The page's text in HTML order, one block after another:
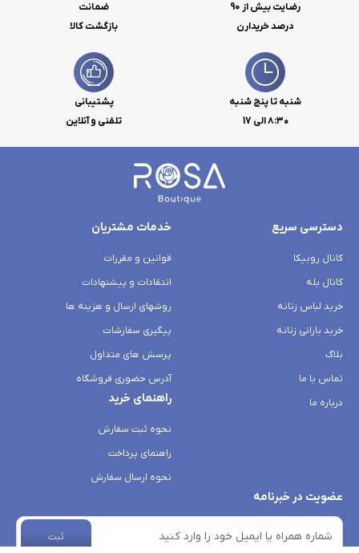
رضایت بیش از 90
درصد خریدارن
ضمانت
بازگشت کالا
شنبه تا پنج شنبه
۸:۳۰ الی 17
پشتیبانی
تلفنی و آنلاین
دسترسی سریع
کانال روبیکا
کانال بله
خرید لباس زنانه
خرید بارانی زنانه
بلاگ
تماس با ما
درباره ما
خدمات مشتریان
قوانین و مقررات
انتقادات و پیشنهادات
روشهای ارسال و هزینه ها
پیگیری سفارشات
پرسش های متداول
آدرس حضوری فروشگاه
راهنمای خرید
نحوه ثبت سفارش
راهنمای پرداخت
نحوه ارسال سفارش
عضویت در خبرنامه
ثبت